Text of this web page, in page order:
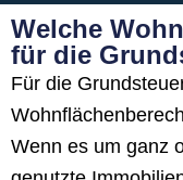
Welche
für die
Für die
Wenn es um ganz